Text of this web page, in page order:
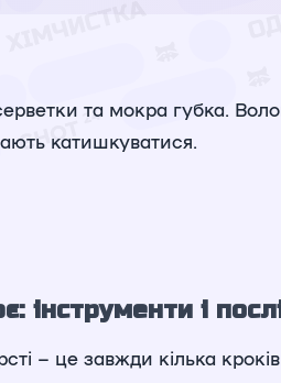
та мокра губка.
катишкуватися.
інструменти і
– це завжди кілька